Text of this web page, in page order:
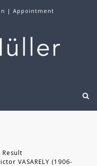
| Appointment
Result
VASARELY (1906-